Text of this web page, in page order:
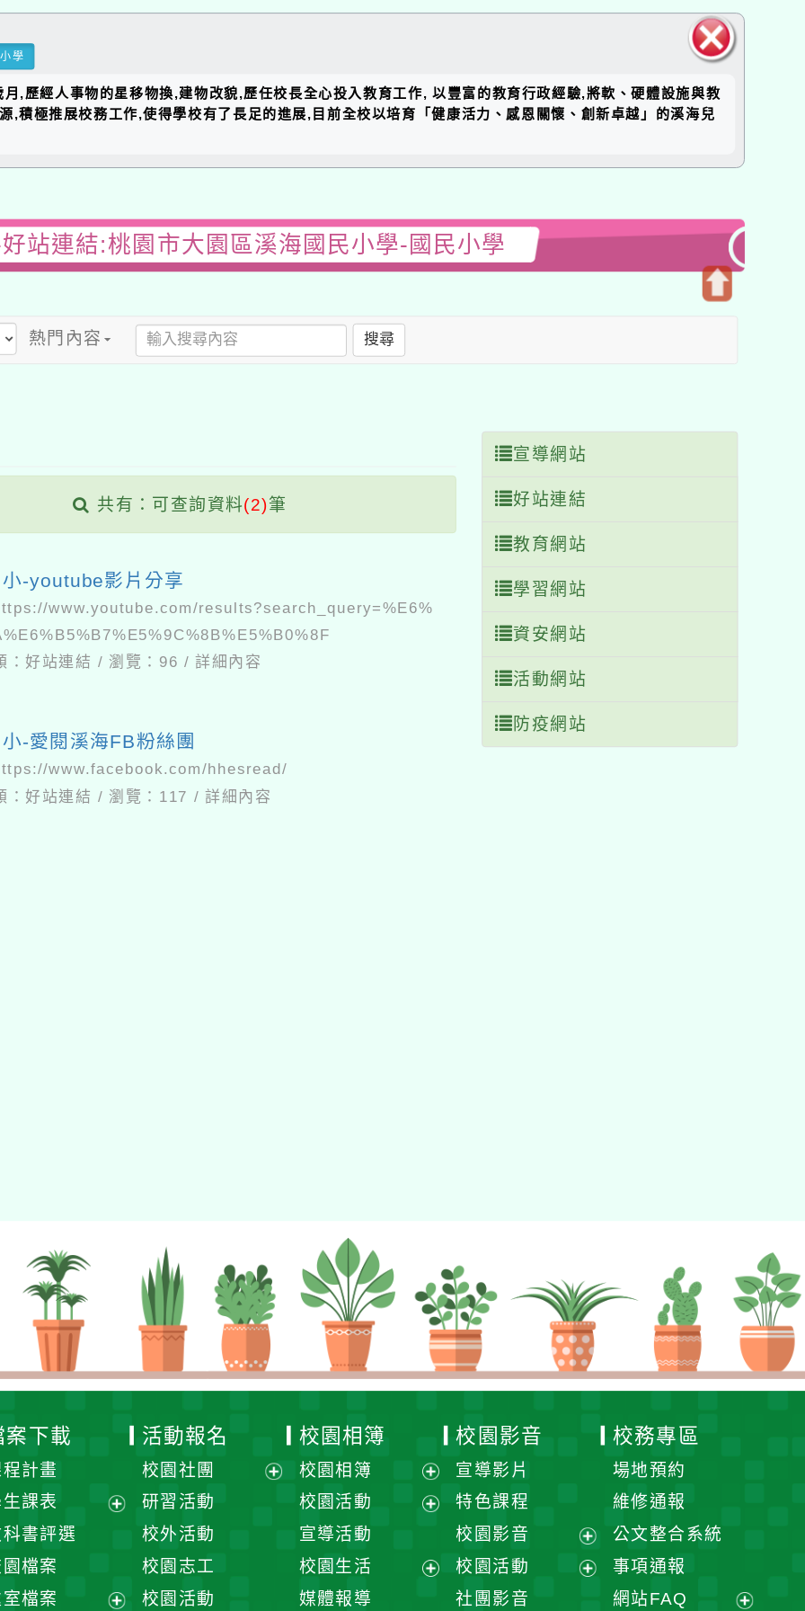
塊
學
,歷經人事物的星移物換,建物改貌,歷任校長全心投入教育工作, 以豐富的教育行政經驗,將軟、硬體設施與教
,積極推展校務工作,使得學校有了長足的進展,目前全校以培育「健康活力、感恩關懷、創新卓越」的溪海兒
站連結:桃園市大園區溪海國民小學-國民小學
熱門內容 搜尋
共有：可查詢資料(2)筆
-youtube影片分享
www.youtube.com/results?search_query=%E6%
：好站連結 / 瀏覽： 96 /詳細內容
-愛閱溪海FB粉絲團
www.facebook.com/hhesread/
：好站連結 / 瀏覽： 117 /詳細內容
宣導網站
好站連結
教育網站
學習網站
資安網站
活動網站
防疫網站
案下載
計畫
課表
書評選
檔案
檔案
活動報名
校園社團
研習活動
校外活動
校園志工
校園活動
校園相簿
校園相簿
展
單
校園活動
選
宣導活動
校園生活
媒體報導
校園影音
宣導影片
特色課程
校園影音
展
校園活動
社團影音
校務專區
場地預約
維修通報
公文整合系統
事項通報
網站FAQ